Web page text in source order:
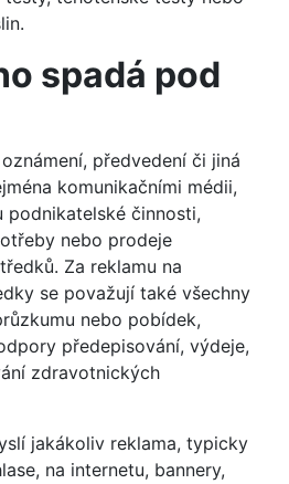
spadá pod
předvedení či jiná
komunikačními médii,
činnosti,
nebo prodeje
Za reklamu na
se považují také všechny
nebo pobídek,
předepisování, výdeje,
zdravotnických
jakákoliv reklama, typicky
na internetu, bannery,